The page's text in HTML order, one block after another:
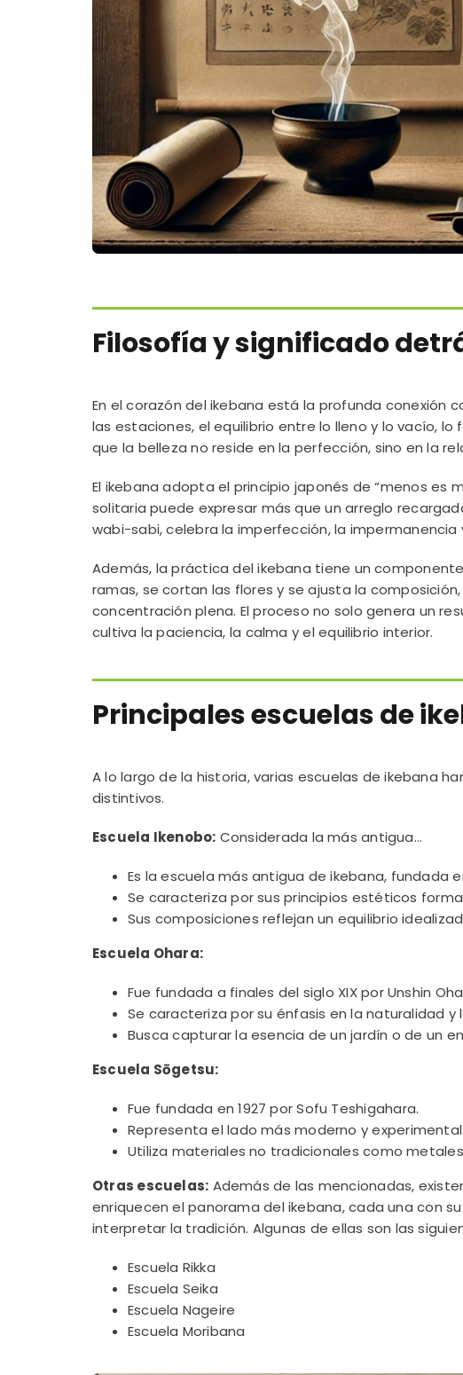
Filosofía y significado
En el corazón del ikebana está la profunda conexión
las estaciones, el equilibrio entre lo lleno y lo vacío,
que la belleza no reside en la perfección, sino en la
El ikebana adopta el principio japonés de “menos es
solitaria puede expresar más que un arreglo
wabi-sabi, celebra la imperfección, la
Además, la práctica del ikebana tiene un
ramas, se cortan las flores y se ajusta la
concentración plena. El proceso no solo genera un
cultiva la paciencia, la calma y el equilibrio interior.
Principales escuelas de
A lo largo de la historia, varias escuelas de ikebana
distintivos.
Escuela Ikenobo: Considerada la más antigua…
Es la escuela más antigua de ikebana, fundada
Se caracteriza por sus principios estéticos
Sus composiciones reflejan un equilibrio
Escuela Ohara:
Fue fundada a finales del siglo XIX por Unshin
Se caracteriza por su énfasis en la naturalidad
Busca capturar la esencia de un jardín o de un
Escuela Sōgetsu:
Fue fundada en 1927 por Sofu Teshigahara.
Representa el lado más moderno y
Utiliza materiales no tradicionales como
Otras escuelas: Además de las mencionadas,
enriquecen el panorama del ikebana, cada una con
interpretar la tradición. Algunas de ellas son las
Escuela Rikka
Escuela Seika
Escuela Nageire
Escuela Moribana